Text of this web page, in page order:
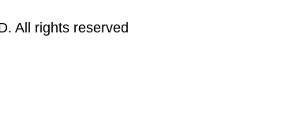
All rights reserved